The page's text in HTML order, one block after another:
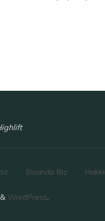
Basında Biz
& WordPress